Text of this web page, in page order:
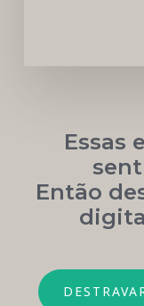
Essas
Então